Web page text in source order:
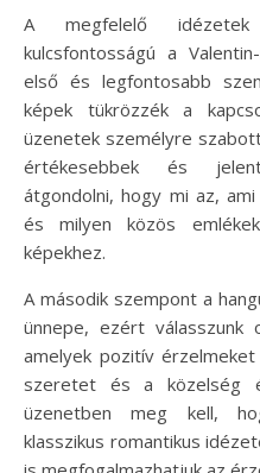
A megfelelő
kulcsfontosságú a
első és legfontosabb
képek tükrözzék a
üzenetek személyre
értékesebbek és
átgondolni, hogy mi az,
és milyen közös
képekhez.
A második szempont a
ünnepe, ezért válasszunk
amelyek pozitív
szeretet és a közelség
üzenetben meg kell,
klasszikus romantikus